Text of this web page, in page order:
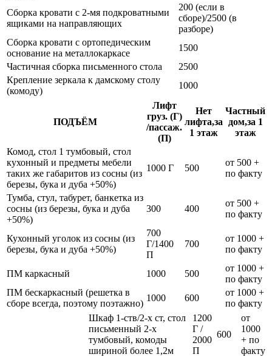
Сборка кровати с 2-мя подкроватными
ящиками на направляющих
200 (если в
сборе)/2500 (в
разборе)
Сборка кровати с ортопедическим
основание на металлокаркасе
1500
Частичная сборка письменного стола
2500
Крепление зеркала к дамскому столу
(комоду)
1000
ПОДЪЁМ
Лифт
груз. (Г)
/пассаж.
(П)
Нет
лифта,за
1 этаж
Частный
дом,за 1
этаж
Комод, стол 1 тумбовый, стол
кухонный и предметы мебели
таких же габаритов из сосны (из
березы, бука и дуба +50%)
1000 Г 500
от 500 +
по факту
Тумба, стул, табурет, банкетка из
сосны (из березы, бука и дуба
+50%)
300 400
от 500 +
по факту
Кухонный уголок из сосны (из
березы, бука и дуба +50%)
700
Г/1400
П
700
от 1000 +
по факту
ПМ каркасный 1000 500
от 1000 +
по факту
ПМ бескаркасный (решетка в
сборе всегда, поэтому поэтажно)
1000 600
от 1000 +
по факту
Шкаф 1-ств/2-х ст, стол
письменный 2-х
тумбовый, комоды
шириной более 1,2м
1200
Г /
2000
П
600
от
1000
+ по
факту